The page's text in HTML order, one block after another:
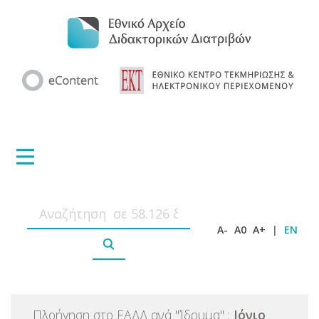
A- A0 A+ | EN
Πλοήγηση στο ΕΑΔΔ ανά "Ίδρυμα" : Ιόνιο